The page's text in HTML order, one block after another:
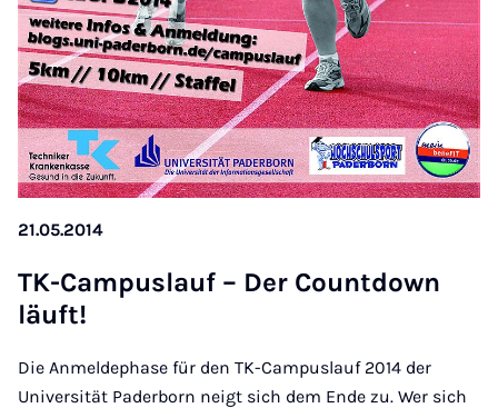
21.05.2014
TK-Cam­pu­slauf – Der Count­down
läuft!
Die Anmeldephase für den TK-Campuslauf 2014 der
Universität Paderborn neigt sich dem Ende zu. Wer sich